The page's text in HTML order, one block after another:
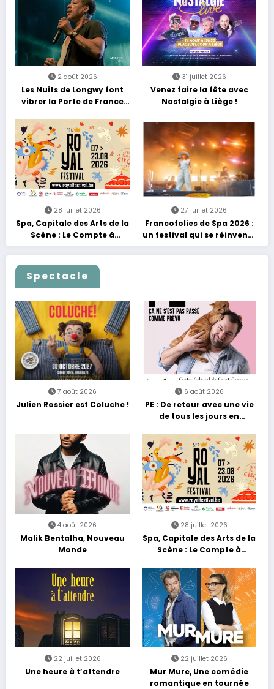
2 août 2026
Les Nuits de Longwy font
vibrer la Porte de France
découvertes et énergie
reggae
31 juillet 2026
Venez faire la fête avec
Nostalgie à Liège !
28 juillet 2026
Spa, Capitale des Arts de la
Scène : Le Compte à
Rebours est Lancé !
27 juillet 2026
Francofolies de Spa 2026 :
un festival qui se réinvente
entre nouveautés et
grands moments de scène
Spectacle
7 août 2026
Julien Rossier est Coluche !
6 août 2026
PE : De retour avec une vie
de tous les jours en
4 août 2026
Malik Bentalha, Nouveau
Monde
28 juillet 2026
Spa, Capitale des Arts de la
Scène : Le Compte à
22 juillet 2026
Une heure à t’attendre
22 juillet 2026
Mur Mure, Une comédie
romantique en tournée